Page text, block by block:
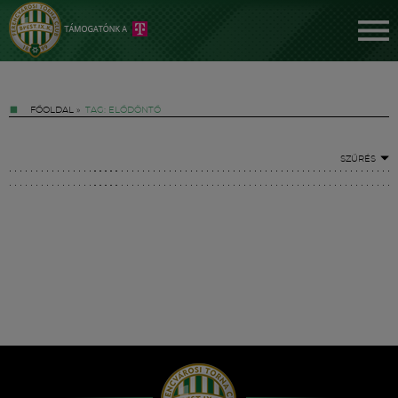
FŐOLDAL » TAG: ELŐDÖNTŐ
SZŰRÉS
Hírek